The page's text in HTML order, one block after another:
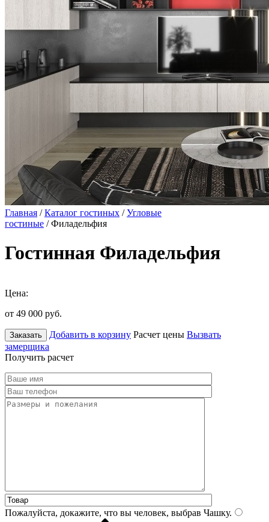
Главная /Каталог гостиных /Угловые
гостиные / Филадельфия
Гостинная Филадельфия
Цена:
от 49 000 руб.
Заказать Добавить в корзину Расчет цены Вызвать
замерщика
Получить расчет
Пожалуйста, докажите, что вы человек, выбрав Чашку.